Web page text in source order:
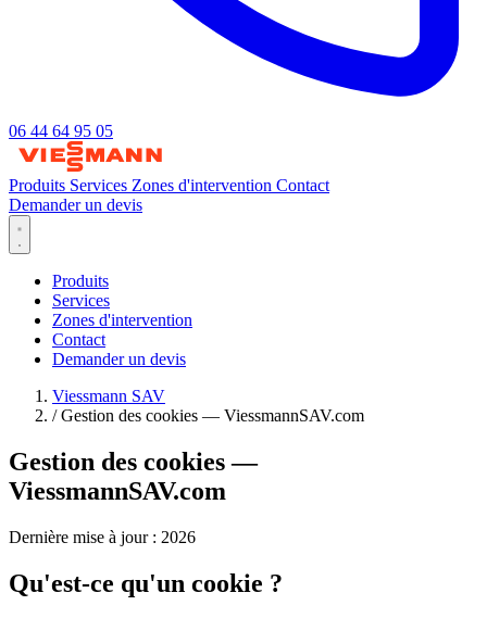
06 44 64 95 05
Produits Services Zones d'intervention Contact
Demander un devis
Produits
Services
Zones d'intervention
Contact
Demander un devis
Viessmann SAV
/ Gestion des cookies — ViessmannSAV.com
Gestion des cookies —
ViessmannSAV.com
Dernière mise à jour : 2026
Qu'est-ce qu'un cookie ?